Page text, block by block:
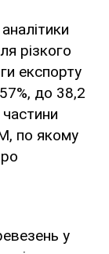
різкого
експорту
до 38,2
по якому
у